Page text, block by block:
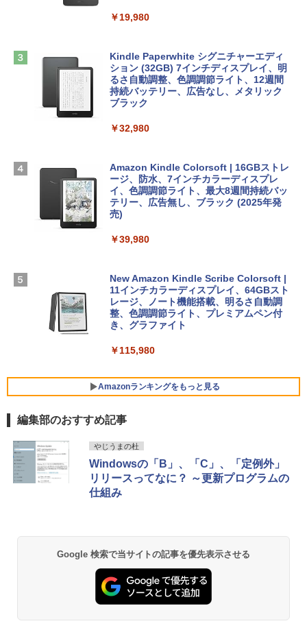
Apple 2026 MacBook Air M5チップ搭載
13インチノートブック：AIとApple Intell
igence、13.6インチLiquid Retinaディ
スプレイ、24GBユニファイドメモリ、1
ラ、Touch ID - ミッドナイト + 3年延長
￥347,600
【Amazon.co.jp限定】 HP ノートパソコ
SSD インテル Core 5
FMV ノートパソコン WE1-K3 (MS 365 P
ersonal/Copilotキー搭載/Win 11/15.6型/
Core i5/16GB/SSD 512GB/ホワイト) FM
インゲームコード】 ロブロックス | オン
ラインコード版
￥3,200
Robloxギフトカード - 1000 Robux 【限
ラインコード版
￥1,600
ト): Java & Bedrock Edition | オンライ
￥3,600
ClaudeCode いちばんやさしい 教科書:
にもKindle出版にも！ 非エンジニアのた
めのAIコーディング入門シリーズ
￥99
1冊ですべて身につくHTML & CSSとWe
￥2,326
FM TOWNS ハイパー・カタログ: 本体ハ
ェクトリストと最新エミュレータ紹介
￥19,980
Kindle Paperwhite シグニチャーエディ
ション (32GB) 7インチディスプレイ、明
るさ自動調整、色調調節ライト、12週間
持続バッテリー、広告なし、メタリック
ブラック
￥32,980
Amazon Kindle Colorsoft | 16GBストレ
ージ、防水、7インチカラーディスプレ
イ、色調調節ライト、最大8週間持続バッ
テリー、広告無し、ブラック (2025年発
売)
￥39,980
New Amazon Kindle Scribe Colorsoft |
11インチカラーディスプレイ、64GBスト
レージ、ノート機能搭載、明るさ自動調
整、色調調節ライト、プレミアムペン付
き、グラファイト
￥115,980
Amazonランキングをもっと見る
編集部のおすすめ記事
やじうまの杜
Windowsの「B」、「C」、「定例外」
リリースってなに？ ～更新プログラムの
仕組み
Google 検索で当サイトの記事を優先表示させる